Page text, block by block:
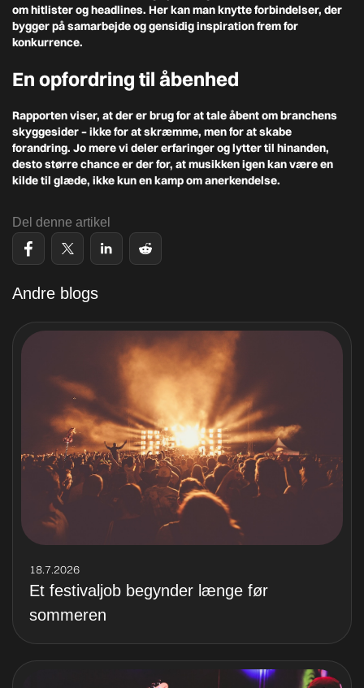
om hitlister og headlines. Her kan man knytte forbindelser, der
bygger på samarbejde og gensidig inspiration frem for
konkurrence.
En opfordring til åbenhed
Rapporten viser, at der er brug for at tale åbent om branchens
skyggesider – ikke for at skræmme, men for at skabe
forandring. Jo mere vi deler erfaringer og lytter til hinanden,
desto større chance er der for, at musikken igen kan være en
kilde til glæde, ikke kun en kamp om anerkendelse.
Del denne artikel
Andre blogs
18.7.2026
Et festivaljob begynder længe før
sommeren